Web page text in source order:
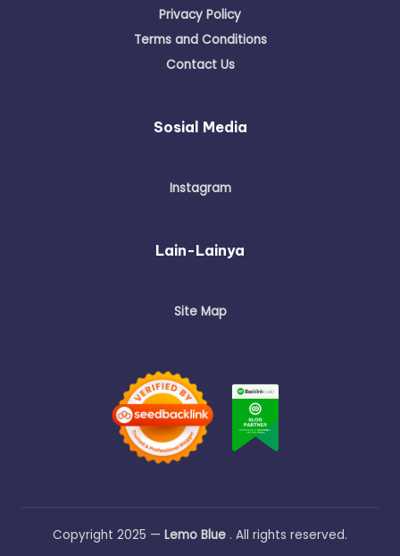
Privacy Policy
Terms and Conditions
Contact Us
Sosial Media
Instagram
Lain-Lainya
Site Map
Copyright 2025 — Lemo Blue . All rights reserved.